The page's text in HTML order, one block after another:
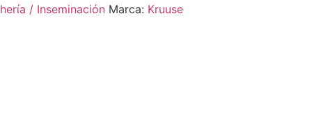
/ Inseminación Marca: Kruuse